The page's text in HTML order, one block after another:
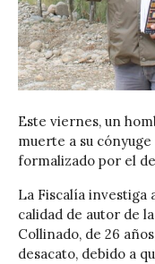
Este viernes, un
muerte a su
formalizado por el
La Fiscalía investiga
calidad de autor de
Collinado, de 26
desacato, debido a